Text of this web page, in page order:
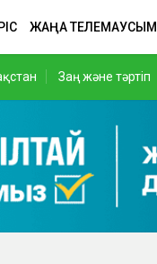
ЖАҢА ТЕЛЕМАУСЫМ
Заң және тәртіп